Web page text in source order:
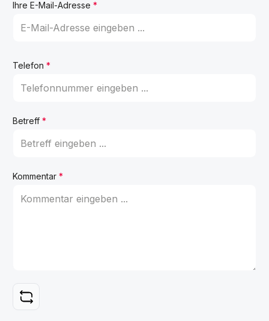
Ihre E-Mail-Adresse *
Telefon *
Betreff *
Kommentar *